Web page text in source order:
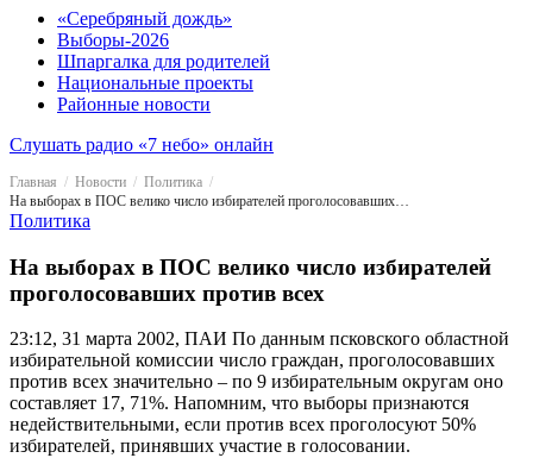
«Серебряный дождь»
Выборы-2026
Шпаргалка для родителей
Национальные проекты
Районные новости
Слушать радио «7 небо» онлайн
Главная Новости
Политика
На выборах в ПОС велико число избирателей проголосовавших против всех
Политика
На выборах в ПОС велико число избирателей
проголосовавших против всех
23:12, 31 марта 2002, ПАИ По данным псковского областной
избирательной комиссии число граждан, проголосовавших
против всех значительно – по 9 избирательным округам оно
составляет 17, 71%. Напомним, что выборы признаются
недействительными, если против всех проголосуют 50%
избирателей, принявших участие в голосовании.